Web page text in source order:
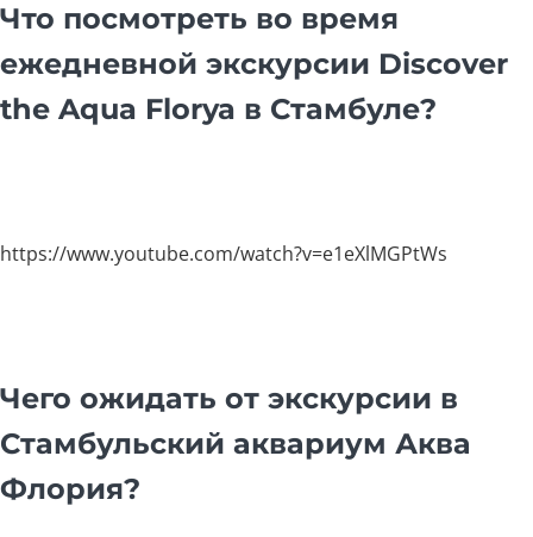
Что посмотреть во время
ежедневной экскурсии Discover
the Aqua Florya в Стамбуле?
https://www.youtube.com/watch?v=e1eXlMGPtWs
Чего ожидать от экскурсии в
Стамбульский аквариум Аква
Флория?